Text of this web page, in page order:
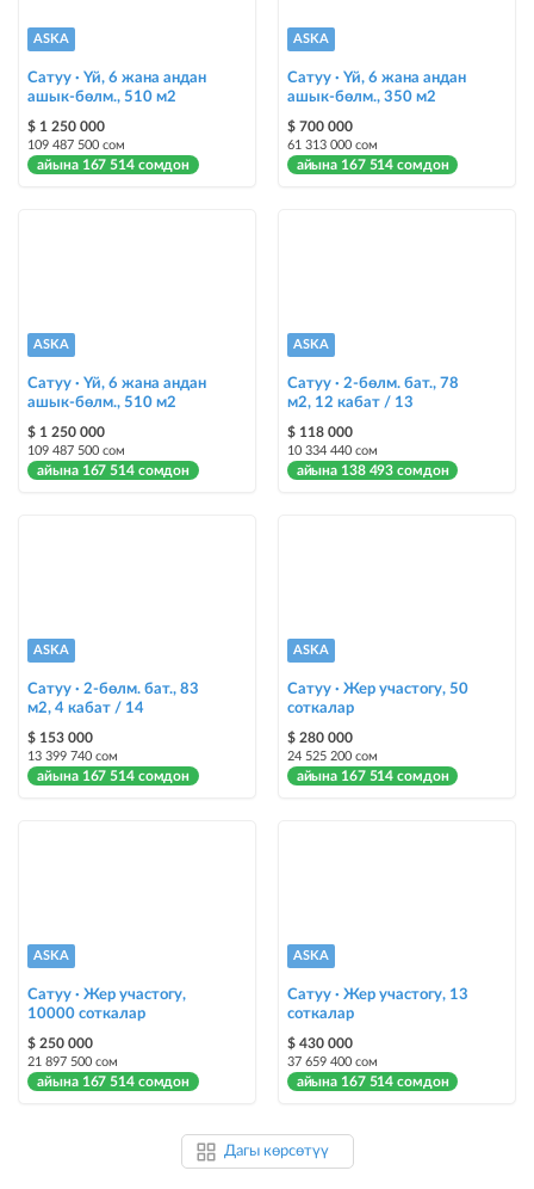
Instagram Промо
@house_kg Instagram аккаунтуна жана Telegram каналына жарыя
жайгаштыруу + Instagramдагы акы төлөнүүчү жарнама
Түс менен белгилөө
жарыялардын арасында башка түстө бөлүп көрсөтүлөт
бөлүмүндө көрсөтүлөт
Чаптамалар
Опциялары бар жаркыраган стикерлер сиздин мүлкүңүздү
башкалардан өзгөчөлөнтүп, аны тезирээк сатууга жардам берет
ASKA
Сатуу · Үй, 6 жана андан
ашык-бөлм., 510 м2
$ 1 250 000
109 487 500 сом
айына 167 514 сомдон
ASKA
Сатуу · Үй, 6 жана андан
ашык-бөлм., 350 м2
$ 700 000
61 313 000 сом
айына 167 514 сомдон
ASKA
Сатуу · Үй, 6 жана андан
ашык-бөлм., 510 м2
$ 1 250 000
109 487 500 сом
айына 167 514 сомдон
ASKA
Сатуу · 2-бөлм. бат., 78
м2, 12 кабат / 13
$ 118 000
10 334 440 сом
айына 138 493 сомдон
ASKA
Сатуу · 2-бөлм. бат., 83
м2, 4 кабат / 14
$ 153 000
13 399 740 сом
айына 167 514 сомдон
ASKA
Сатуу · Жер участогу, 50
соткалар
$ 280 000
24 525 200 сом
айына 167 514 сомдон
ASKA
Сатуу · Жер участогу,
10000 соткалар
$ 250 000
21 897 500 сом
айына 167 514 сомдон
ASKA
Сатуу · Жер участогу, 13
соткалар
$ 430 000
37 659 400 сом
айына 167 514 сомдон
Дагы көрсөтүү